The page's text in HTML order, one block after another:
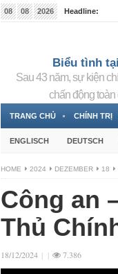
08 08 2026
Headline:
Biểu tình
Sau 43 năm, sự kiện
chấn động toàn
TRANG CHỦ CHÍNH TRỊ
ENGLISCH DEUTSCH
HOME 2024 DEZEMBER 18
Công an
Thủ
18/12/2024 | | 7.386